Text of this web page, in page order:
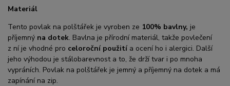
Materiál
Tento povlak na polštářek je vyroben ze 100% bavlny, je
příjemný na dotek. Bavlna je přírodní materiál, takže povlečení
z ní je vhodné pro celoroční použití a ocení ho i alergici. Další
jeho výhodou je stálobarevnost a to, že drží tvar i po mnoha
vypráních. Povlak na polštářek je jemný a příjemný na dotek a má
zapínání na zip.